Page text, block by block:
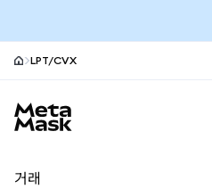
LPT/CVX
거래